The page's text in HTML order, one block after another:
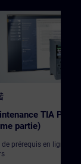
TIA
partie)
de prérequis en ligne